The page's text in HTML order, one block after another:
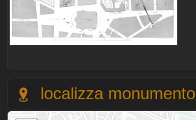
localizza monumento